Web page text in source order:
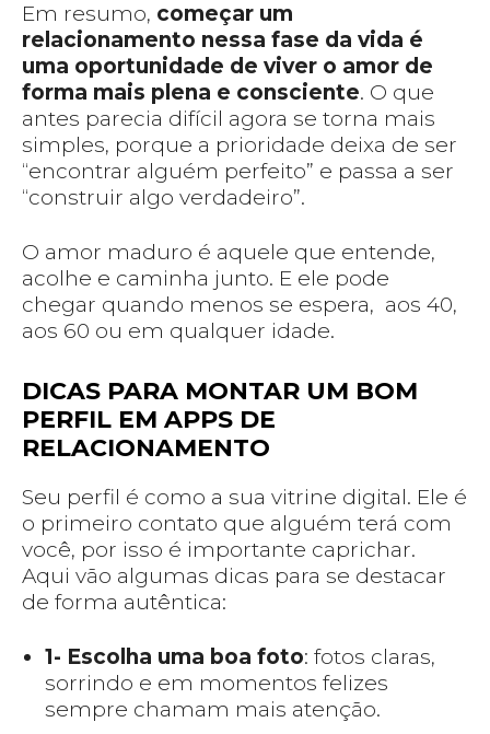
Em resumo, começar um
relacionamento nessa fase da vida é
uma oportunidade de viver o amor de
forma mais plena e consciente. O que
antes parecia difícil agora se torna mais
simples, porque a prioridade deixa de ser
“encontrar alguém perfeito” e passa a ser
“construir algo verdadeiro”.
O amor maduro é aquele que entende,
acolhe e caminha junto. E ele pode
chegar quando menos se espera, aos 40,
aos 60 ou em qualquer idade.
DICAS PARA MONTAR UM BOM
PERFIL EM APPS DE
RELACIONAMENTO
Seu perfil é como a sua vitrine digital. Ele é
o primeiro contato que alguém terá com
você, por isso é importante caprichar.
Aqui vão algumas dicas para se destacar
de forma autêntica:
1- Escolha uma boa foto: fotos claras,
sorrindo e em momentos felizes
sempre chamam mais atenção.